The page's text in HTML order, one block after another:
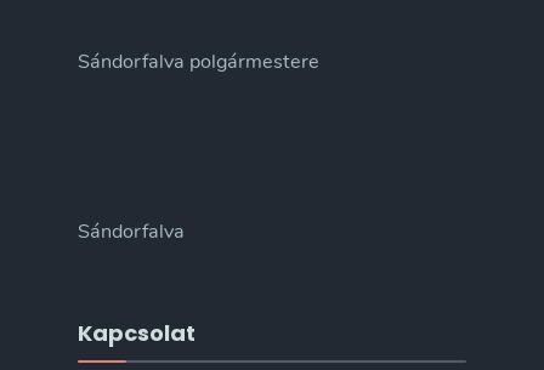
Sándorfalva polgármestere
Sándorfalva
Kapcsolat